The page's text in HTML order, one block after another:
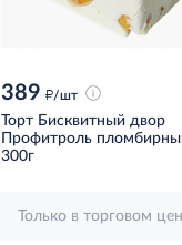
389 д/шт
Торт Бисквитный двор
Профитроль
300г
Только в торговом